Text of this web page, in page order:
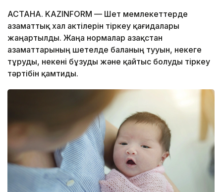
АСТАНА. KAZINFORM — Шет мемлекеттерде
азаматтық хал актілерін тіркеу қағидалары
жаңартылды. Жаңа нормалар Қазақстан
азаматтарының шетелде баланың тууын, некеге
тұруды, некені бұзуды және қайтыс болуды тіркеу
тәртібін қамтиды.